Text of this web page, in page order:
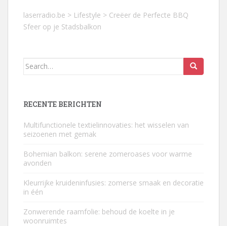
laserradio.be > Lifestyle > Creëer de Perfecte BBQ
Sfeer op je Stadsbalkon
Search
RECENTE BERICHTEN
Multifunctionele textielinnovaties: het wisselen van
seizoenen met gemak
Bohemian balkon: serene zomeroases voor warme
avonden
Kleurrijke kruideninfusies: zomerse smaak en decoratie
in één
Zonwerende raamfolie: behoud de koelte in je
woonruimtes